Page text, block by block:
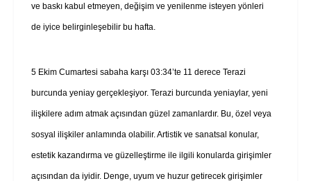
ve baskı kabul etmeyen, değişim ve yenilenme isteyen yönleri
de iyice belirginleşebilir bu hafta.
5 Ekim Cumartesi sabaha karşı 03:34’te 11 derece Terazi
burcunda yeniay gerçekleşiyor. Terazi burcunda yeniaylar, yeni
ilişkilere adım atmak açısından güzel zamanlardır. Bu, özel veya
sosyal ilişkiler anlamında olabilir. Artistik ve sanatsal konular,
estetik kazandırma ve güzelleştirme ile ilgili konularda girişimler
açısından da iyidir. Denge, uyum ve huzur getirecek girişimler